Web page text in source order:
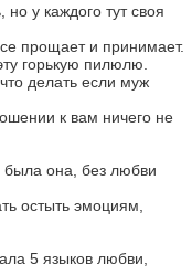
у каждого тут своя
прощает и принимает.
горькую пилюлю.
делать если муж
к вам ничего не
была она, без любви
остыть эмоциям,
5 языков любви,